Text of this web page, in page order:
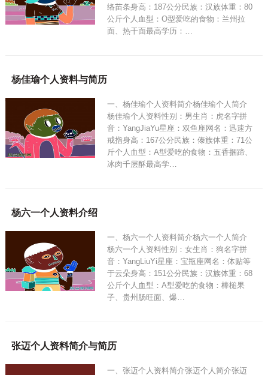
络苗条身高：187公分民族：汉族体重：80
公斤个人血型：O型爱吃的食物：兰州拉
面、热干面最高学历：…
杨佳瑜个人资料与简历
一、杨佳瑜个人资料简介杨佳瑜个人简介
杨佳瑜个人资料性别：男生肖：虎名字拼
音：YangJiaYu星座：双鱼座网名：迅速方
戒指身高：167公分民族：傣族体重：71公
斤个人血型：A型爱吃的食物：五香捆蹄、
冰肉千层酥最高学…
杨六一个人资料介绍
一、杨六一个人资料简介杨六一个人简介
杨六一个人资料性别：女生肖：狗名字拼
音：YangLiuYi星座：宝瓶座网名：体贴等
于云朵身高：151公分民族：汉族体重：68
公斤个人血型：A型爱吃的食物：棒槌果
子、贵州肠旺面、爆…
张迈个人资料简介与简历
一、张迈个人资料简介张迈个人简介张迈